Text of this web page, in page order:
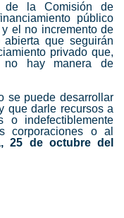
de la Comisión de
público
el no incremento de
que seguirán
privado que,
no hay manera de
se puede desarrollar
que darle recursos a
o indefectiblemente
corporaciones o al
25 de octubre del